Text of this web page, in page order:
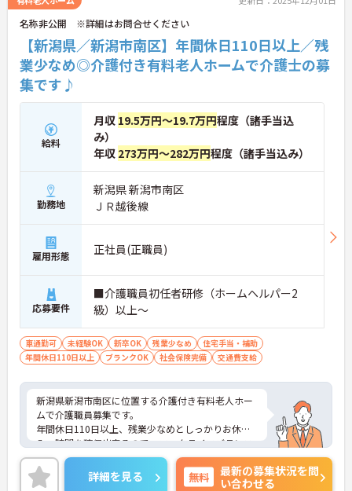
名称非公開 ※詳細はお問合せください
【新潟県／新潟市南区】年間休日110日以上／残
業少なめ◎介護付き有料老人ホームで介護士の募
集です♪
給料
月収 19.5万円～19.7万円程度（諸手当込
み）
年収 273万円～282万円程度（諸手当込み）
勤務地
新潟県 新潟市南区
ＪＲ越後線
雇用形態 正社員(正職員)
応募要件
■介護職員初任者研修（ホームヘルパー2
級）以上～
車通勤可 未経験OK 新卒OK 残業少なめ
住宅手当・補助
年間休日110日以上
ブランクOK 社会保険完備 交通費支給
新潟県新潟市南区に位置する介護付き有料老人ホー
ムで介護職員募集です。
年間休日110日以上、残業少なめとしっかりお休
み・時間を確保出来るので、ワークライフバランス
を大切にしたい方にオススメです◎
またマイカー通勤OK 無料駐車場完備なので、通勤
のストレスが少ないのも嬉しいポイントです。
詳細を見る 無料
最新の募集状況を問
い合わせる